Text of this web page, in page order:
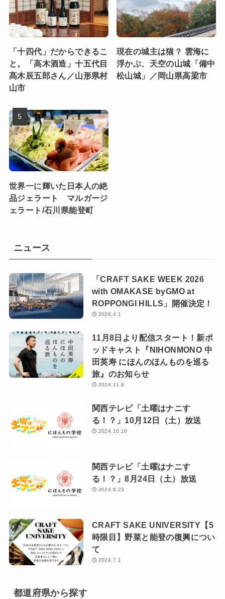
「十四代」だからできるこ
と。「高木酒造」十五代目
髙木辰五郎さん／山形県村
山市
現在の城主は猫？ 雲海に
浮かぶ、天空の山城「備中
松山城」／岡山県高梁市
世界一に輝いた日本人の絶
品ジェラート マルガージ
ェラート/石川県能登町
ニュース
「CRAFT SAKE WEEK 2026
with OMAKASE byGMO at
ROPPONGI HILLS」開催決定！
2026.4.1
11月8日より配信スタート！新ポ
ッドキャスト『NIHONMONO 中
田英寿 にほんのほんものを巡る
旅』のお知らせ
2024.11.8
関西テレビ「土曜はナニす
る！？」10月12日（土）放送
2024.10.10
関西テレビ「土曜はナニす
る！？」8月24日（土）放送
2024.8.23
CRAFT SAKE UNIVERSITY【5
時限目】野菜と能登の復興につい
て
2024.7.1
都道府県から探す